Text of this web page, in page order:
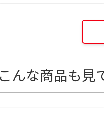
んな商品も見